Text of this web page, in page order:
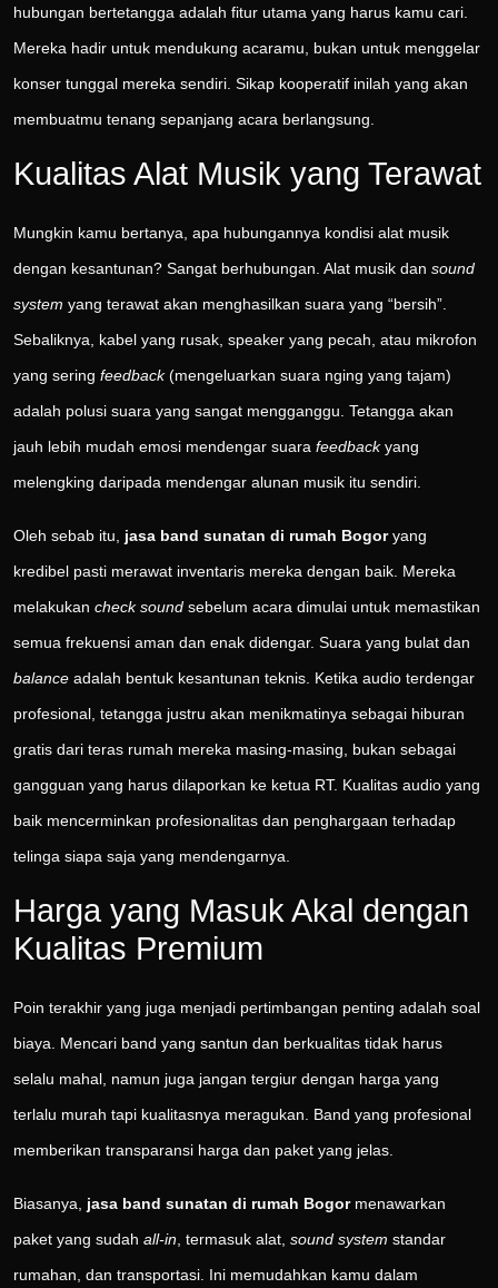
hubungan bertetangga adalah fitur utama yang harus kamu cari.
Mereka hadir untuk mendukung acaramu, bukan untuk menggelar
konser tunggal mereka sendiri. Sikap kooperatif inilah yang akan
membuatmu tenang sepanjang acara berlangsung.
Kualitas Alat Musik yang Terawat
Mungkin kamu bertanya, apa hubungannya kondisi alat musik
dengan kesantunan? Sangat berhubungan. Alat musik dan sound
system yang terawat akan menghasilkan suara yang “bersih”.
Sebaliknya, kabel yang rusak, speaker yang pecah, atau mikrofon
yang sering feedback(mengeluarkan suara nging yang tajam)
adalah polusi suara yang sangat mengganggu. Tetangga akan
jauh lebih mudah emosi mendengar suara feedbackyang
melengking daripada mendengar alunan musik itu sendiri.
Oleh sebab itu, jasa band sunatan di rumah Bogoryang
kredibel pasti merawat inventaris mereka dengan baik. Mereka
melakukan check sound sebelum acara dimulai untuk memastikan
semua frekuensi aman dan enak didengar. Suara yang bulat dan
balance adalah bentuk kesantunan teknis. Ketika audio terdengar
profesional, tetangga justru akan menikmatinya sebagai hiburan
gratis dari teras rumah mereka masing-masing, bukan sebagai
gangguan yang harus dilaporkan ke ketua RT. Kualitas audio yang
baik mencerminkan profesionalitas dan penghargaan terhadap
telinga siapa saja yang mendengarnya.
Harga yang Masuk Akal dengan
Kualitas Premium
Poin terakhir yang juga menjadi pertimbangan penting adalah soal
biaya. Mencari band yang santun dan berkualitas tidak harus
selalu mahal, namun juga jangan tergiur dengan harga yang
terlalu murah tapi kualitasnya meragukan. Band yang profesional
memberikan transparansi harga dan paket yang jelas.
Biasanya, jasa band sunatan di rumah Bogormenawarkan
paket yang sudah all-in , termasuk alat, sound system standar
rumahan, dan transportasi. Ini memudahkan kamu dalam